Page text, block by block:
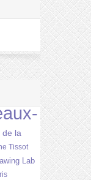
de la
Tissot
Lab